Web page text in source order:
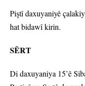
Piştî daxuyaniyê
hat bidawî kirin.
SÊRT
Di daxuyaniya 15’ê